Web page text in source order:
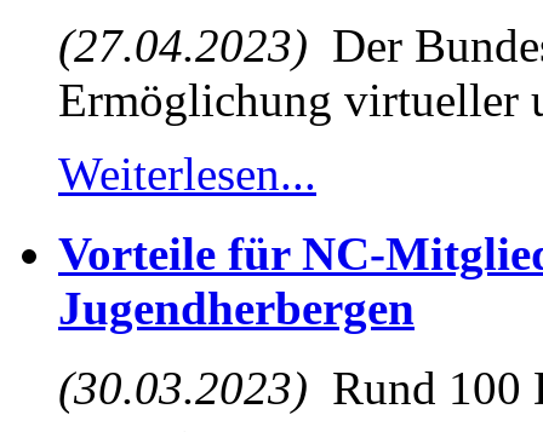
(27.04.2023) Der
Ermöglichung virtueller
Weiterlesen...
Vorteile für NC-
Jugendherbergen
(30.03.2023) Rund 100